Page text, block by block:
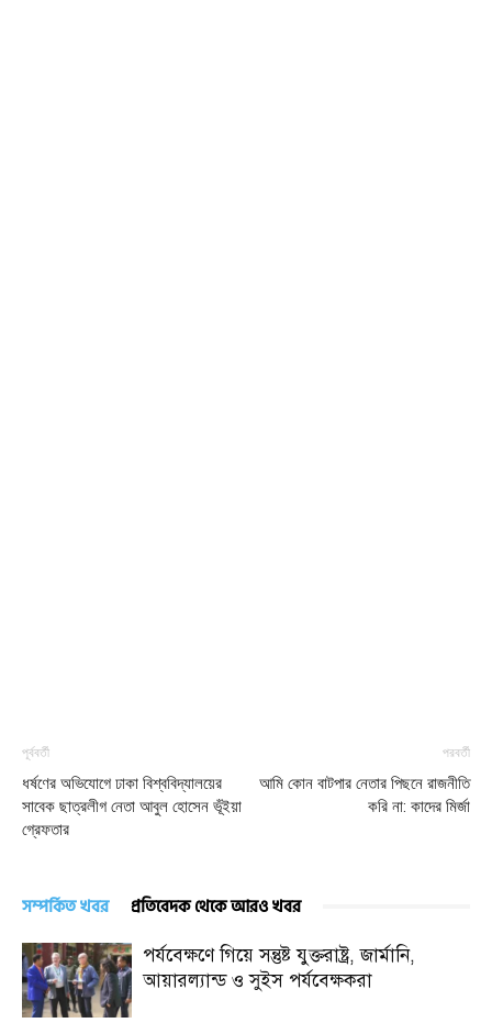
পূর্ববর্তী
ধর্ষণের অভিযোগে ঢাকা বিশ্ববিদ্যালয়ের
সাবেক ছাত্রলীগ নেতা আবুল হোসেন ভূঁইয়া
গ্রেফতার
পরবর্তী
আমি কোন বাটপার নেতার পিছনে রাজনীতি
করি না: কাদের মির্জা
সম্পর্কিত খবর প্রতিবেদক থেকে আরও খবর
পর্যবেক্ষণে গিয়ে সন্তুষ্ট যুক্তরাষ্ট্র, জার্মানি,
আয়ারল্যান্ড ও সুইস পর্যবেক্ষকরা